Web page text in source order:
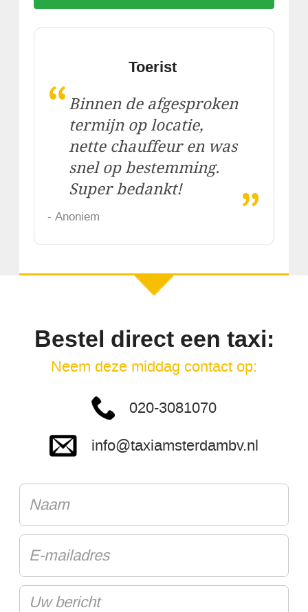
Toerist
“ Binnen de afgesproken
termijn op locatie,
nette chauffeur en was
snel op bestemming.
Super bedankt!
„
- Anoniem
Bestel direct een taxi:
Neem deze middag contact op:
020-3081070
info@taxiamsterdambv.nl